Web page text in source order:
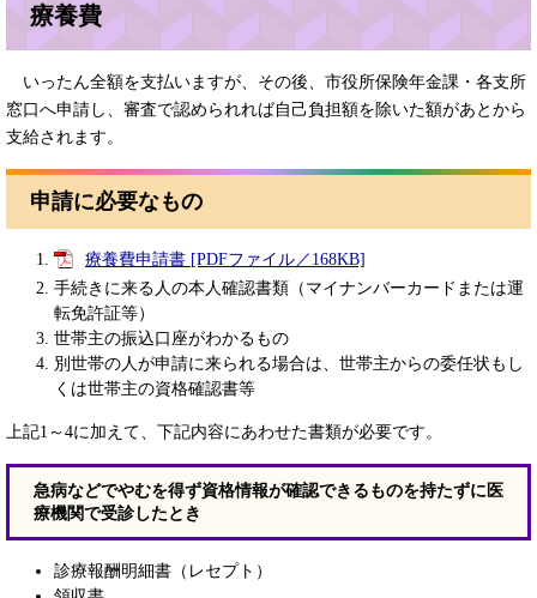
療養費
いったん全額を支払いますが、その後、市役所保険年金課・各支所
窓口へ申請し、審査で認められれば自己負担額を除いた額があとから
支給されます。
申請に必要なもの
療養費申請書 [PDFファイル／168KB]
手続きに来る人の本人確認書類（マイナンバーカードまたは運
転免許証等）
世帯主の振込口座がわかるもの
別世帯の人が申請に来られる場合は、世帯主からの委任状もし
くは世帯主の資格確認書等
上記1～4に加えて、下記内容にあわせた書類が必要です。
急病などでやむを得ず資格情報が確認できるものを持たずに医
療機関で受診したとき
診療報酬明細書（レセプト）